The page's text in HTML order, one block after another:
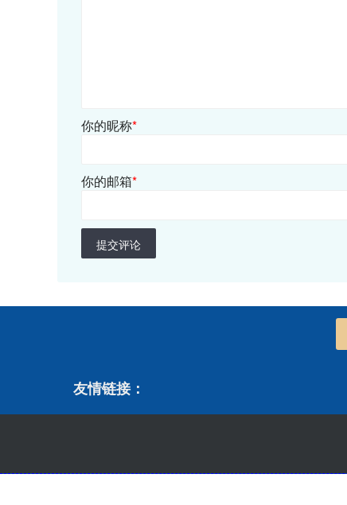
你的昵称*
你的邮箱*
提交评论
友情链接：